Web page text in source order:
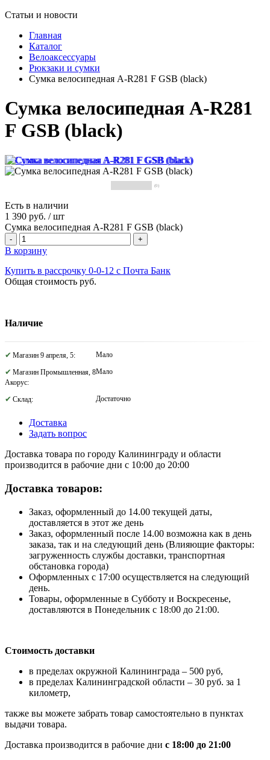
Статьи и новости
Главная
Каталог
Велоаксессуары
Рюкзаки и сумки
Сумка велосипедная A-R281 F GSB (black)
Сумка велосипедная A-R281
F GSB (black)
(0)
Есть в наличии
1 390 руб. / шт
Сумка велосипедная A-R281 F GSB (black)
- +
В корзину
Купить в рассрочку 0-0-12 с Почта Банк
Общая стоимость руб.
Наличие
Магазин 9 апреля, 5: Мало
Магазин Промышленная, 8
Акорус:
Мало
Склад: Достаточно
Доставка
Задать вопрос
Доставка товара по городу Калининграду и области
производится в рабочие дни с 10:00 до 20:00
Доставка товаров:
Заказ, оформленный до 14.00 текущей даты,
доставляется в этот же день
Заказ, оформленный после 14.00 возможна как в день
заказа, так и на следующий день (Влияющие факторы:
загруженность службы доставки, транспортная
обстановка города)
Оформленных с 17:00 осуществляется на следующий
день.
Товары, оформленные в Субботу и Воскресенье,
доставляются в Понедельник с 18:00 до 21:00.
Стоимость доставки
в пределах окружной Калининграда – 500 руб,
в пределах Калининградской области – 30 руб. за 1
километр,
также вы можете забрать товар самостоятельно в пунктах
выдачи товара.
Доставка производится в рабочие дни с 18:00 до 21:00